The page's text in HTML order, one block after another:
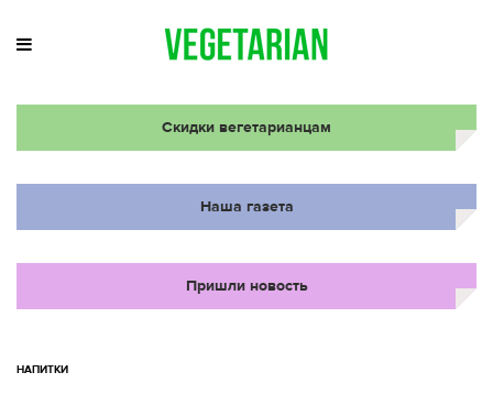
Скидки вегетарианцам
Наша газета
Пришли новость
НАПИТКИ